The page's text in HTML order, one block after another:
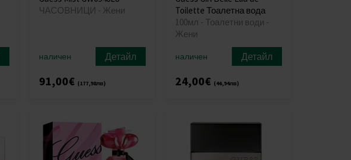
ЧАСОВНИЦИ - Жени
наличен Детайл
91,00€ (177,98лв)
Toilette Тоалетна вода
100мл - Тоалетни води -
Жени
наличен Детайл
24,00€ (46,94лв)